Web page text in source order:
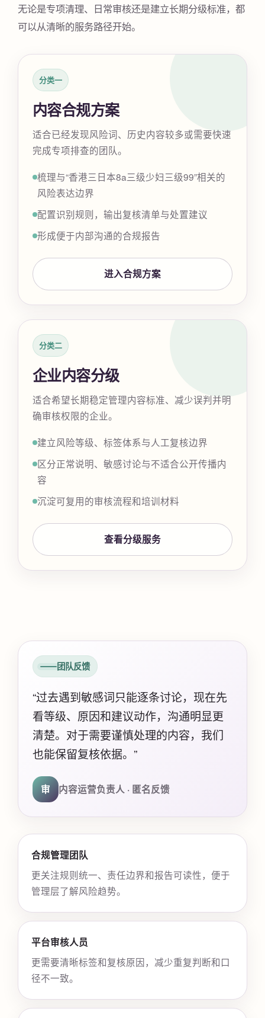
无论是专项清理、日常审核还是建立长期分级标准，都
可以从清晰的服务路径开始。
分类一
内容合规方案
适合已经发现风险词、历史内容较多或需要快速
完成专项排查的团队。
梳理与“香港三日本8a三级少妇三级99”相关的
风险表达边界
配置识别规则，输出复核清单与处置建议
形成便于内部沟通的合规报告
进入合规方案
分类二
企业内容分级
适合希望长期稳定管理内容标准、减少误判并明
确审核权限的企业。
建立风险等级、标签体系与人工复核边界
区分正常说明、敏感讨论与不适合公开传播内
容
沉淀可复用的审核流程和培训材料
查看分级服务
团队反馈
“过去遇到敏感词只能逐条讨论，现在先
看等级、原因和建议动作，沟通明显更
清楚。对于需要谨慎处理的内容，我们
也能保留复核依据。”
审 内容运营负责人 · 匿名反馈
合规管理团队
更关注规则统一、责任边界和报告可读性，便于
管理层了解风险趋势。
平台审核人员
更需要清晰标签和复核原因，减少重复判断和口
径不一致。